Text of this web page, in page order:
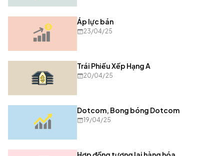
Áp lực bán
23/04/25
Trái Phiếu Xếp Hạng A
20/04/25
Dotcom, Bong bóng Dotcom
19/04/25